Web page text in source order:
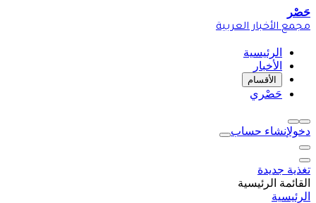
حَصْر
مجمع الأخبار العربية
الرئيسية
الأخبار
الأقسام
حَصْري
دخولإنشاء حساب
تغذية جديدة
القائمة الرئيسية
الرئيسية